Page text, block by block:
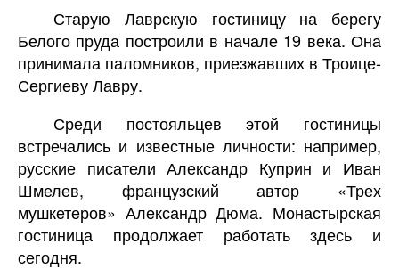
Старую Лаврскую гостиницу на берегу
Белого пруда построили в начале 19 века. Она
принимала паломников, приезжавших в Троице-
Сергиеву Лавру.
Среди постояльцев этой гостиницы
встречались и известные личности: например,
русские писатели Александр Куприн и Иван
Шмелев, французский автор «Трех
мушкетеров» Александр Дюма. Монастырская
гостиница продолжает работать здесь и
сегодня.